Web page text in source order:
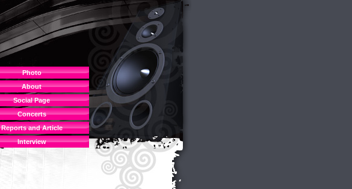
Photo
About
Social Page
Concerts
Reports and Article
Interview